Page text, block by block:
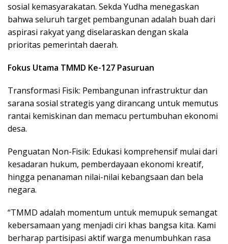
sosial kemasyarakatan. Sekda Yudha menegaskan
bahwa seluruh target pembangunan adalah buah dari
aspirasi rakyat yang diselaraskan dengan skala
prioritas pemerintah daerah.
Fokus Utama TMMD Ke-127 Pasuruan
Transformasi Fisik: Pembangunan infrastruktur dan
sarana sosial strategis yang dirancang untuk memutus
rantai kemiskinan dan memacu pertumbuhan ekonomi
desa.
Penguatan Non-Fisik: Edukasi komprehensif mulai dari
kesadaran hukum, pemberdayaan ekonomi kreatif,
hingga penanaman nilai-nilai kebangsaan dan bela
negara.
“TMMD adalah momentum untuk memupuk semangat
kebersamaan yang menjadi ciri khas bangsa kita. Kami
berharap partisipasi aktif warga menumbuhkan rasa